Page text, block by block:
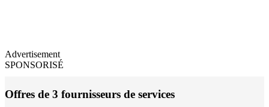
Advertisement
SPONSORISÉ
Offres de 3 fournisseurs de services